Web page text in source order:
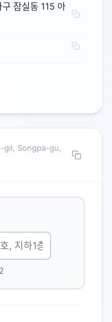
잠실동 115 아
gil, Songpa-gu,